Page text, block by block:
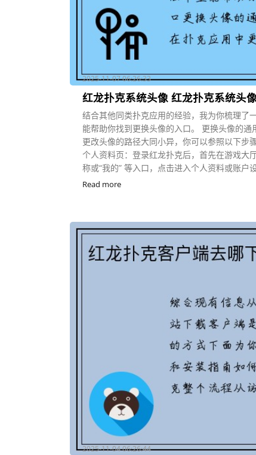
2025-11-07 06:26:33
红龙扑克系统头像 红龙扑克系统头
结合其他同类扑克应用的经验，我为你梳理了
能帮助你找到更换头像的入口。 更换头像的
更改头像的路径大同小异，你可以参照以下步
个人资料页：登录红龙扑克后，首先在游戏大
称或“我的” 等入口，点击进入个人资料或账户
Read more
2025-11-04 06:26:44